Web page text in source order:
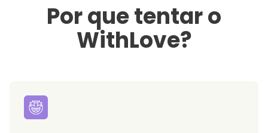
Por que tentar o
WithLove?